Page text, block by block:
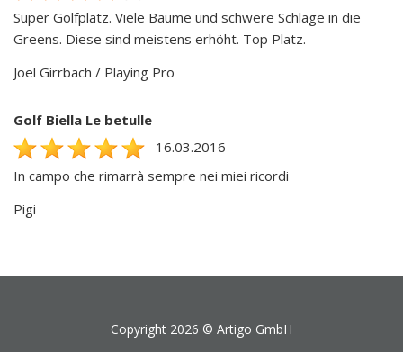
Super Golfplatz. Viele Bäume und schwere Schläge in die
Greens. Diese sind meistens erhöht. Top Platz.
Joel Girrbach / Playing Pro
Golf Biella Le betulle
16.03.2016
In campo che rimarrà sempre nei miei ricordi
Pigi
Copyright 2026 © Artigo GmbH